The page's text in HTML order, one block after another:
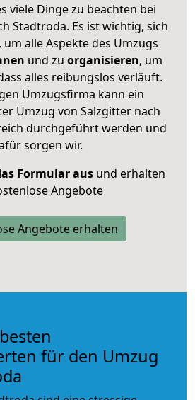
viele Dinge zu beachten bei
Stadtroda. Es ist wichtig, sich
alle Aspekte des Umzugs
und zu organisieren, um
alles reibungslos verläuft.
Umzugsfirma kann ein
Umzug von Salzgitter nach
durchgeführt werden und
sorgen wir.
Formular ausund erhalten
Angebote
Angebote erhalten
für den Umzug